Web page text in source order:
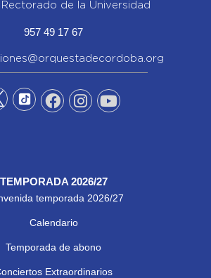
de la Universidad
957 49 17 67
TEMPORADA 2026/27
temporada 2026/27
Calendario
Temporada de abono
Extraordinarios